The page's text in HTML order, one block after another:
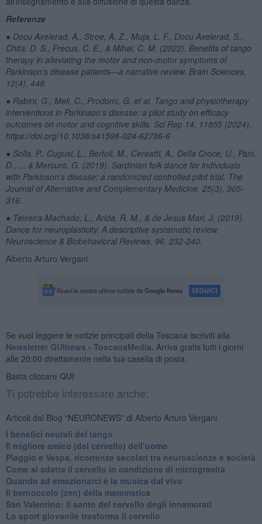
Referenze
● Docu Axelerad, A., Stroe, A. Z., Muja, L. F., Docu Axelerad, S.,
Chita, D. S., Frecus, C. E., & Mihai, C. M. (2022). Benefits of tango
therapy in alleviating the motor and non-motor symptoms of
Parkinson’s disease patients—a narrative review. Brain Sciences,
12(4), 448.
● Rabini, G., Meli, C., Prodomi, G. et al. Tango and physiotherapy
interventions in Parkinson’s disease: a pilot study on efficacy
outcomes on motor and cognitive skills. Sci Rep 14, 11855 (2024).
https://doi.org/10.1038/s41598-024-62786-6
● Solla, P., Cugusi, L., Bertoli, M., Cereatti, A., Della Croce, U., Pani,
D., ... & Mercuro, G. (2019). Sardinian folk dance for individuals
with Parkinson's disease: a randomized controlled pilot trial. The
Journal of Alternative and Complementary Medicine, 25(3), 305-
316.
● Teixeira-Machado, L., Arida, R. M., & de Jesus Mari, J. (2019).
Dance for neuroplasticity: A descriptive systematic review.
Neuroscience & Biobehavioral Reviews, 96, 232-240.
Alberto Arturo Vergani
Se vuoi leggere le notizie principali della Toscana iscriviti alla
Newsletter QUInews - ToscanaMedia. Arriva gratis tutti i giorni
alle 20:00 direttamente nella tua casella di posta.
Basta cliccare QUI
Ti potrebbe interessare anche:
Articoli dal Blog “NEURONEWS” di Alberto Arturo Vergani
​I benefici neurali del tango
​Il migliore amico (del cervello) dell’uomo
Piaggio e Vespa, ricorrenze secolari tra neuroscienze e società
​Come si adatta il cervello in condizione di microgravità
​Quando ad emozionarci è la musica dal vivo
Il bernoccolo (zen) della matematica
San Valentino: il santo del cervello degli innamorati
​Lo sport giovanile trasforma il cervello